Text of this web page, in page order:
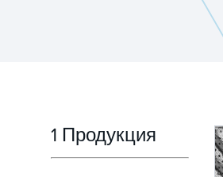
1 Продукция